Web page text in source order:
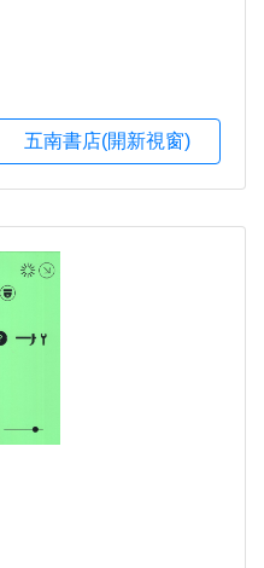
五南書店(開新視窗)